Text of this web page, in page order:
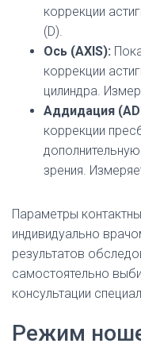
коррекции
(D).
Ось (AXIS):
коррекции
цилиндра.
Аддидация
коррекции
зрения.
Параметры
индивидуально
результатов
самостоятельно
консультации
Режим